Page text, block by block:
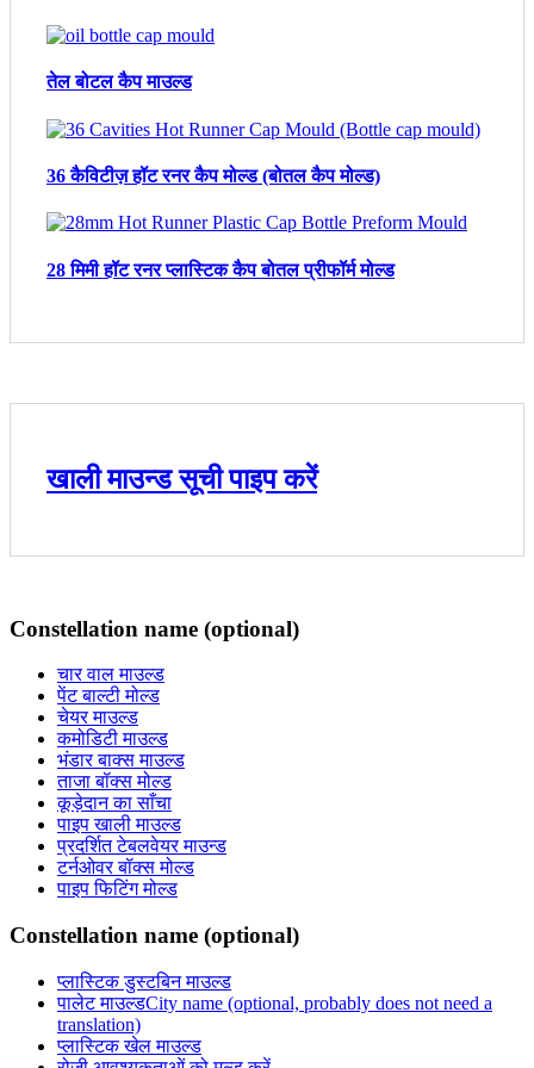
तेल बोटल कैप माउल्ड
36 कैविटीज़ हॉट रनर कैप मोल्ड (बोतल कैप मोल्ड)
28 मिमी हॉट रनर प्लास्टिक कैप बोतल प्रीफॉर्म मोल्ड
खाली माउन्ड सूची पाइप करें
Constellation name (optional)
चार वाल माउल्ड
पेंट बाल्टी मोल्ड
चेयर माउल्ड
कमोडिटी माउल्ड
भंडार बाक्स माउल्ड
ताजा बॉक्स मोल्ड
कूड़ेदान का साँचा
पाइप खाली माउल्ड
प्रदर्शित टेबलवेयर माउन्ड
टर्नओवर बॉक्स मोल्ड
पाइप फिटिंग मोल्ड
Constellation name (optional)
प्लास्टिक डुस्टबिन माउल्ड
पालेट माउल्डCity name (optional, probably does not need a
translation)
प्लास्टिक खेल माउल्ड